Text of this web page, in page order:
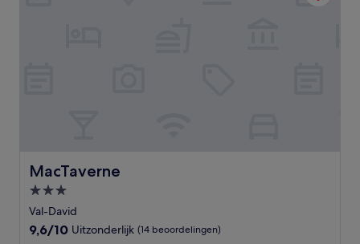
MacTaverne
MacTaverne
3.0-
sterrenaccommodatie
Val-David
9.6
9,6/10 Uitzonderlijk (14 beoordelingen)